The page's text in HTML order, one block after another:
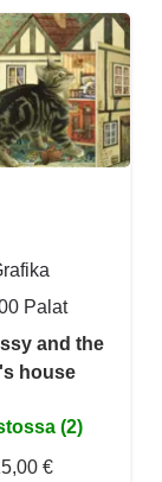
Palat
and the
house
(2)
€